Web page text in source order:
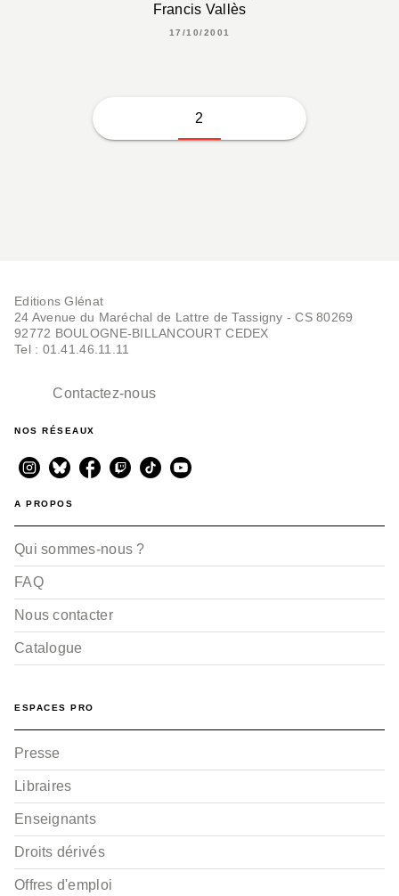
Francis Vallès
17/10/2001
2
Editions Glénat
24 Avenue du Maréchal de Lattre de Tassigny - CS 80269
92772 BOULOGNE-BILLANCOURT CEDEX
Tel : 01.41.46.11.11
Contactez-nous
NOS RÉSEAUX
A PROPOS
Qui sommes-nous ?
FAQ
Nous contacter
Catalogue
ESPACES PRO
Presse
Libraires
Enseignants
Droits dérivés
Offres d'emploi